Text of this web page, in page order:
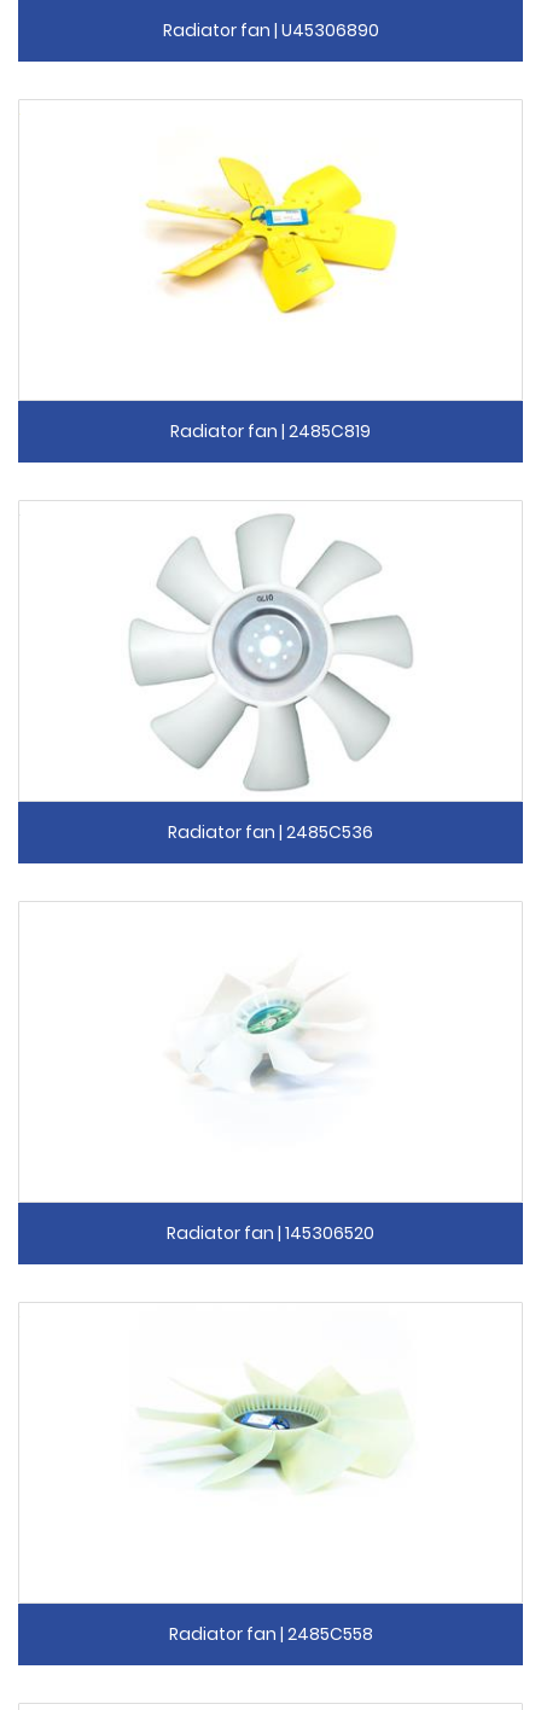
Radiator fan | U45306890
Radiator fan | 2485C819
Radiator fan | 2485C536
Radiator fan | 145306520
Radiator fan | 2485C558